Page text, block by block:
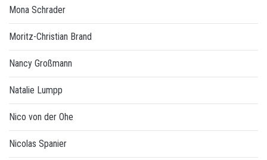
Mona Schrader
Moritz-Christian Brand
Nancy Großmann
Natalie Lumpp
Nico von der Ohe
Nicolas Spanier